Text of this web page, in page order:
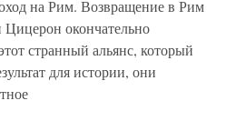
на Рим. Возвращение в Рим
окончательно
странный альянс, который
для истории, они